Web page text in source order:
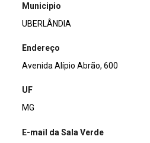
Municipio
UBERLÂNDIA
Endereço
Avenida Alípio Abrão, 600
UF
MG
E-mail da Sala Verde